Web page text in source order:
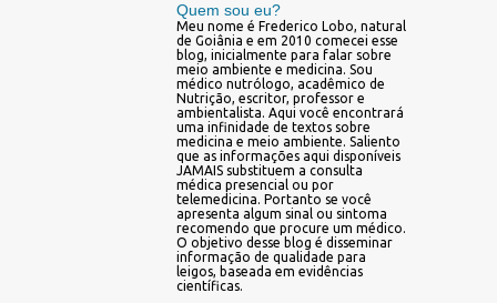
Quem sou eu?
Meu nome é Frederico Lobo, natural
de Goiânia e em 2010 comecei esse
blog, inicialmente para falar sobre
meio ambiente e medicina. Sou
médico nutrólogo, acadêmico de
Nutrição, escritor, professor e
ambientalista. Aqui você encontrará
uma infinidade de textos sobre
medicina e meio ambiente. Saliento
que as informações aqui disponíveis
JAMAIS substituem a consulta
médica presencial ou por
telemedicina. Portanto se você
apresenta algum sinal ou sintoma
recomendo que procure um médico.
O objetivo desse blog é disseminar
informação de qualidade para
leigos, baseada em evidências
científicas.